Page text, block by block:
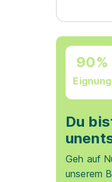
90%
Eignung
Du
Geh auf
unserem